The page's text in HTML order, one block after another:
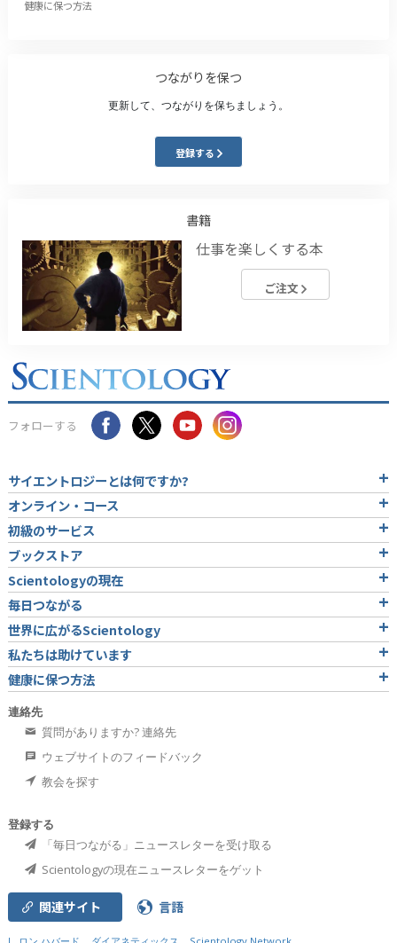
健康に保つ方法
つながりを保つ
更新して、つながりを保ちましょう。
登録する
書籍
仕事を楽しくする本
ご注文
フォローする
サイエントロジーとは何ですか?
オンライン・コース
初級のサービス
ブックストア
Scientologyの現在
毎日つながる
世界に広がるScientology
私たちは助けています
健康に保つ方法
連絡先
質問がありますか? 連絡先
ウェブサイトのフィードバック
教会を探す
登録する
「毎日つながる」ニュースレターを受け取る
Scientologyの現在ニュースレターをゲット
関連サイト 言語